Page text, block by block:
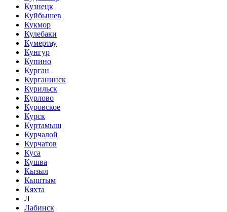
Кузнецк
Куйбышев
Кукмор
Кулебаки
Кумертау
Кунгур
Купино
Курган
Курганинск
Курильск
Курлово
Куровское
Курск
Куртамыш
Курчалой
Курчатов
Куса
Кушва
Кызыл
Кыштым
Кяхта
Л
Лабинск